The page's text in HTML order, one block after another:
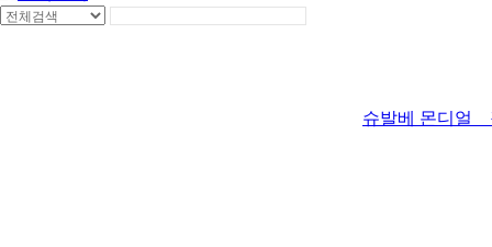
슈발베 몬디얼